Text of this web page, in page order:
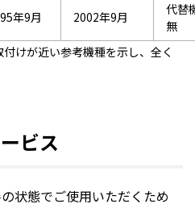
年9月 2002年9月
代替
無
付けが近い参考機種を示し、全く
ビス
状態でご使用いただくため